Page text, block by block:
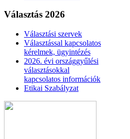
Választás 2026
Választási szervek
Választással kapcsolatos
kérelmek, ügyintézés
2026. évi országgyűlési
választásokkal
kapcsolatos információk
Etikai Szabályzat